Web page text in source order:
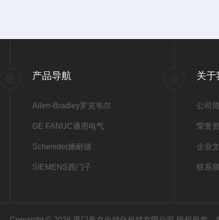
产品导航
Allen-Bradley罗克韦尔
GE FANUC通用电气
Schenider施耐德
SIEMENS西门子
关于
公司
荣誉
企业
联系